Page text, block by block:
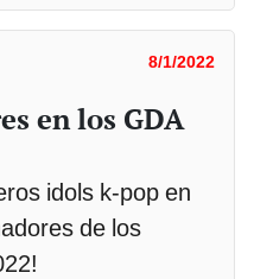
8/1/2022
en los GDA
idols k-pop en
de los